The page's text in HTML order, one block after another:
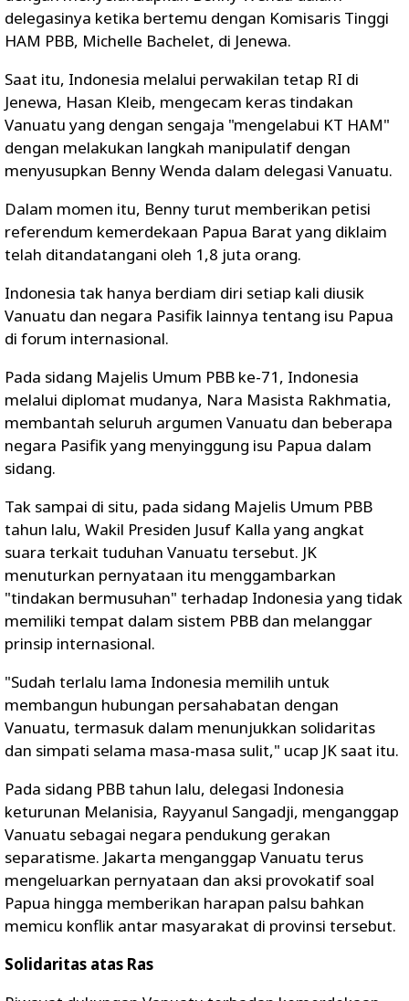
delegasinya ketika bertemu dengan Komisaris Tinggi
HAM PBB, Michelle Bachelet, di Jenewa.
Saat itu, Indonesia melalui perwakilan tetap RI di
Jenewa, Hasan Kleib, mengecam keras tindakan
Vanuatu yang dengan sengaja "mengelabui KT HAM"
dengan melakukan langkah manipulatif dengan
menyusupkan Benny Wenda dalam delegasi Vanuatu.
Dalam momen itu, Benny turut memberikan petisi
referendum kemerdekaan Papua Barat yang diklaim
telah ditandatangani oleh 1,8 juta orang.
Indonesia tak hanya berdiam diri setiap kali diusik
Vanuatu dan negara Pasifik lainnya tentang isu Papua
di forum internasional.
Pada sidang Majelis Umum PBB ke-71, Indonesia
melalui diplomat mudanya, Nara Masista Rakhmatia,
membantah seluruh argumen Vanuatu dan beberapa
negara Pasifik yang menyinggung isu Papua dalam
sidang.
Tak sampai di situ, pada sidang Majelis Umum PBB
tahun lalu, Wakil Presiden Jusuf Kalla yang angkat
suara terkait tuduhan Vanuatu tersebut. JK
menuturkan pernyataan itu menggambarkan
"tindakan bermusuhan" terhadap Indonesia yang tidak
memiliki tempat dalam sistem PBB dan melanggar
prinsip internasional.
"Sudah terlalu lama Indonesia memilih untuk
membangun hubungan persahabatan dengan
Vanuatu, termasuk dalam menunjukkan solidaritas
dan simpati selama masa-masa sulit," ucap JK saat itu.
Pada sidang PBB tahun lalu, delegasi Indonesia
keturunan Melanisia, Rayyanul Sangadji, menganggap
Vanuatu sebagai negara pendukung gerakan
separatisme. Jakarta menganggap Vanuatu terus
mengeluarkan pernyataan dan aksi provokatif soal
Papua hingga memberikan harapan palsu bahkan
memicu konflik antar masyarakat di provinsi tersebut.
Solidaritas atas Ras